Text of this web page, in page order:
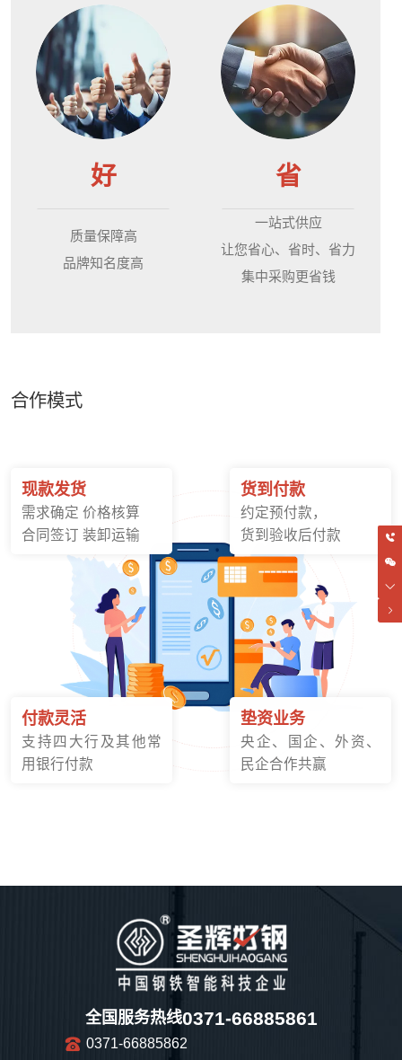
好
质量保障高
品牌知名度高
省
一站式供应
让您省心、省时、省力
集中采购更省钱
合作模式
现款发货
需求确定 价格核算
合同签订 装卸运输
付款灵活
支持四大行及其他常
用银行付款
货到付款
约定预付款，
货到验收后付款
垫资业务
央企、国企、外资、
民企合作共赢
全国服务热线0371-66885861
0371-66885862